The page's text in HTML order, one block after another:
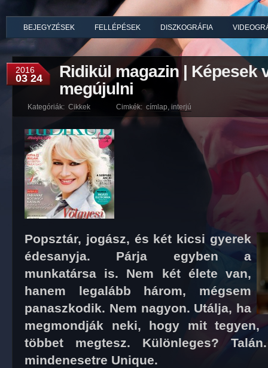
BEJEGYZÉSEK FELLÉPÉSEK DISZKOGRÁFIA
2016
03 24
Ridikül magazin | Képesek
megújulni
Kategóriák: Cikkek Cimkék: címlap, interjú
Popsztár, jogász, és két kicsi gyerek
édesanyja. Párja egyben a
munkatársa is. Nem két élete van,
hanem legalább három, mégsem
panaszkodik. Nem nagyon. Utálja, ha
megmondják neki, hogy mit
többet megtesz. Különleges?
mindenesetre Unique.